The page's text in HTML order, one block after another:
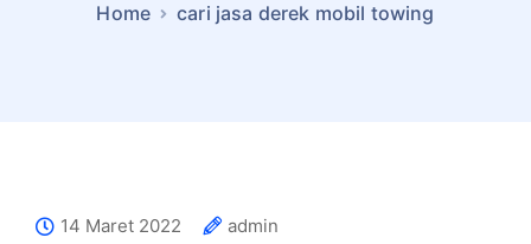
Home cari jasa derek mobil towing
14 Maret 2022
admin